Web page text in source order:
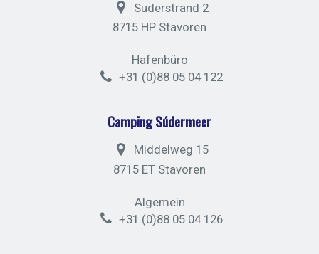
Suderstrand 2
8715 HP Stavoren
Hafenbüro
+31 (0)88 05 04 122
Camping Súdermeer
Middelweg 15
8715 ET Stavoren
Algemein
+31 (0)88 05 04 126